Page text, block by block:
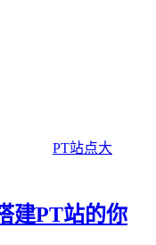
PT站点大
建PT站的你